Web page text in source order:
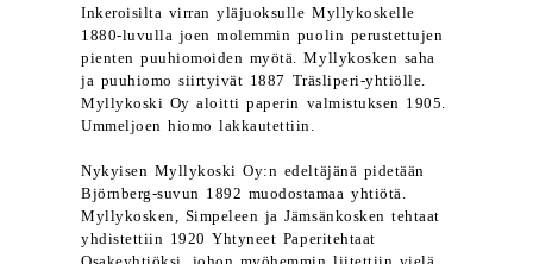
Inkeroisilta virran yläjuoksulle Myllykoskelle
1880-luvulla joen molemmin puolin perustettujen
pienten puuhiomoiden myötä. Myllykosken saha
ja puuhiomo siirtyivät 1887 Träsliperi-yhtiölle.
Myllykoski Oy aloitti paperin valmistuksen 1905.
Ummeljoen hiomo lakkautettiin.
Nykyisen Myllykoski Oy:n edeltäjänä pidetään
Björnberg-suvun 1892 muodostamaa yhtiötä.
Myllykosken, Simpeleen ja Jämsänkosken tehtaat
yhdistettiin 1920 Yhtyneet Paperitehtaat